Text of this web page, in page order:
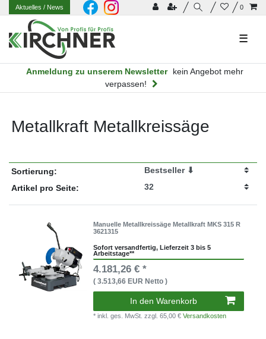
0
Aktuelles/ News
☰
Anmeldung zu unserem Newsletter
kein Angebot mehr
verpassen!
Metallkraft Metallkreissäge
Sortierung:
Artikel pro Seite:
Manuelle Metallkreissäge Metallkraft MKS 315 R
3621315
Sofort versandfertig, Lieferzeit 3 bis 5
Arbeitstage**
4.181,26 € *
( 3.513,66 EUR Netto )
In den Warenkorb
* inkl. ges. MwSt.zzgl. 65,00 €Versandkosten